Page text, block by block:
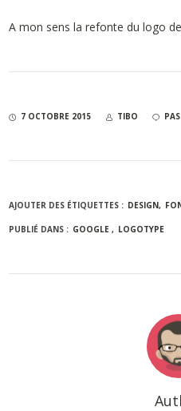
A mon sens la refonte du logo
7 OCTOBRE 2015 TIBO
AJOUTER DES ÉTIQUETTES : DESIGN
PUBLIÉ DANS : GOOGLE LOGOTYPE